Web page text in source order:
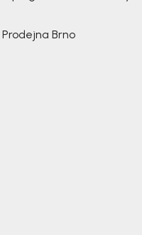
Prodejna Brno